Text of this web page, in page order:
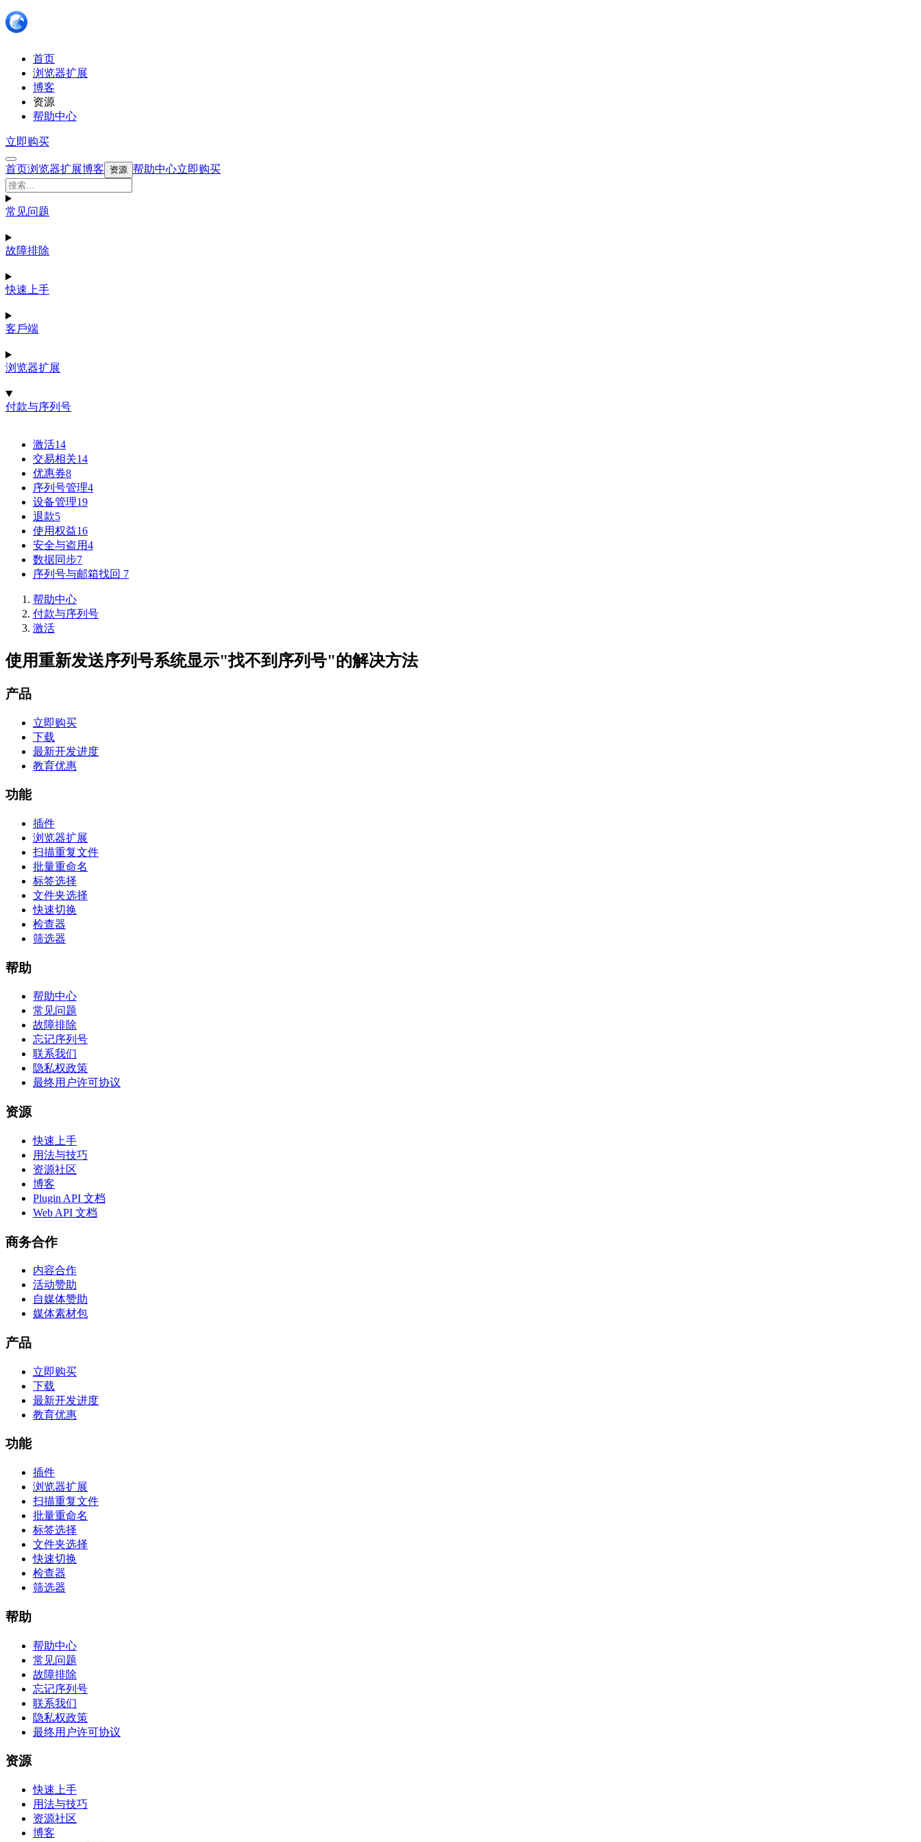
首页
浏览器扩展
博客
资源
帮助中心
立即购买
首页浏览器扩展博客 资源 帮助中心立即购买
常见问题
故障排除
快速上手
客戶端
浏览器扩展
付款与序列号
激活14
交易相关14
优惠券8
序列号管理4
设备管理19
退款5
使用权益16
安全与盗用4
数据同步7
序列号与邮箱找回 7
帮助中心
付款与序列号
激活
使用重新发送序列号系统显示"找不到序列号"的解决方法
产品
立即购买
下载
最新开发进度
教育优惠
功能
插件
浏览器扩展
扫描重复文件
批量重命名
标签选择
文件夹选择
快速切换
检查器
筛选器
帮助
帮助中心
常见问题
故障排除
忘记序列号
联系我们
隐私权政策
最终用户许可协议
资源
快速上手
用法与技巧
资源社区
博客
Plugin API 文档
Web API 文档
商务合作
内容合作
活动赞助
自媒体赞助
媒体素材包
产品
立即购买
下载
最新开发进度
教育优惠
功能
插件
浏览器扩展
扫描重复文件
批量重命名
标签选择
文件夹选择
快速切换
检查器
筛选器
帮助
帮助中心
常见问题
故障排除
忘记序列号
联系我们
隐私权政策
最终用户许可协议
资源
快速上手
用法与技巧
资源社区
博客